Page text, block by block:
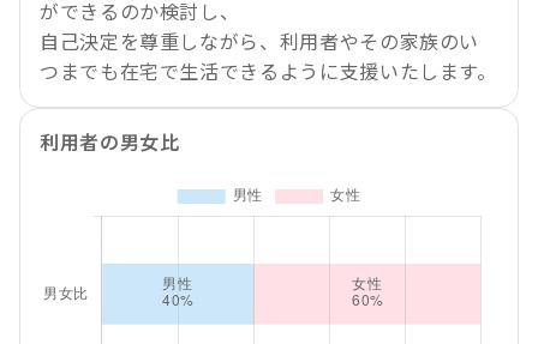
ができるのか検討し、
自己決定を尊重しながら、利用者やその家族のい
つまでも在宅で生活できるように支援いたします。
利用者の男女比